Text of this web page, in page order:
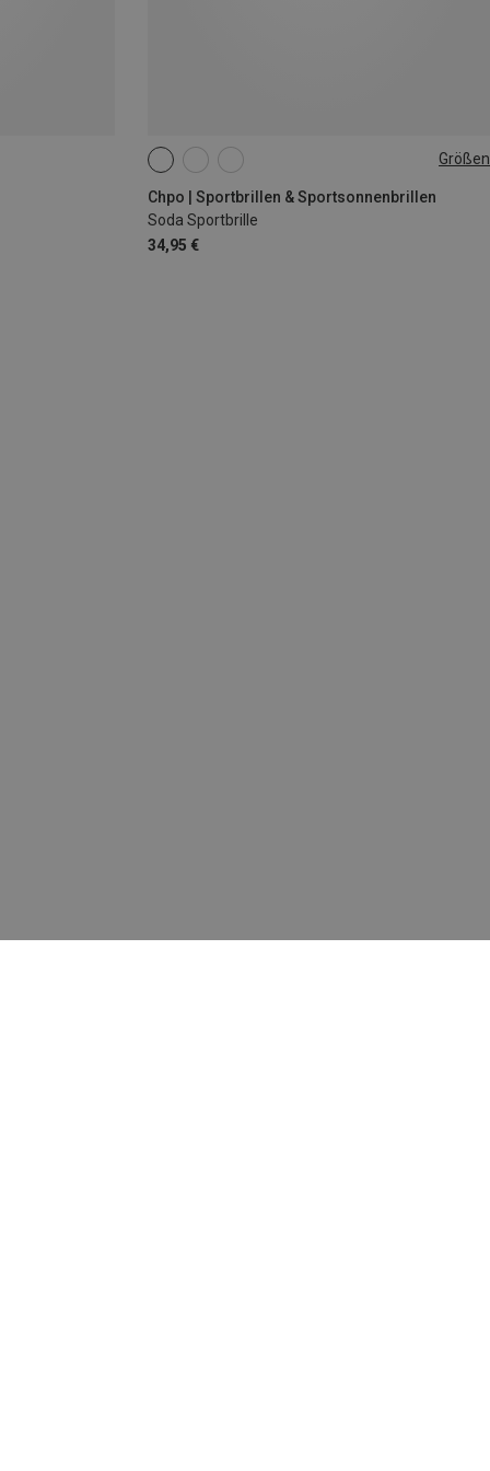
Größen
Chpo | Sportbrillen & Sportsonnenbrillen
Soda Sportbrille
34,95 €
M-L